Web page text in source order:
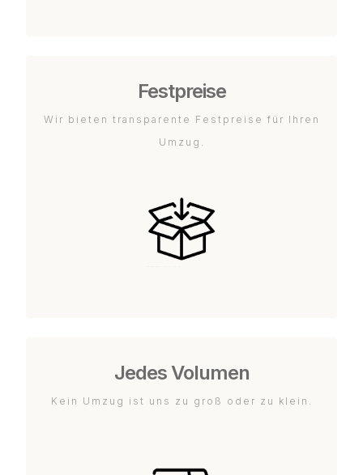
Festpreise
Wir bieten transparente Festpreise für Ihren
Umzug.
Jedes Volumen
Kein Umzug ist uns zu groß oder zu klein.